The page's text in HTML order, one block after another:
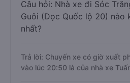
Câu hỏi: Nhà xe đi Sóc
Guôi (Dọc Quốc lộ 20) nào
nhất?
Trả lời: Chuyến xe có giờ xuất
vào lúc 20:50 là của nhà xe